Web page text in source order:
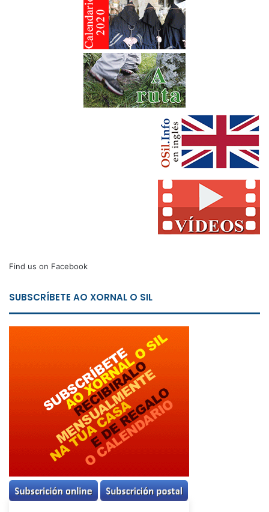
Find us on Facebook
SUBSCRÍBETE AO XORNAL O SIL